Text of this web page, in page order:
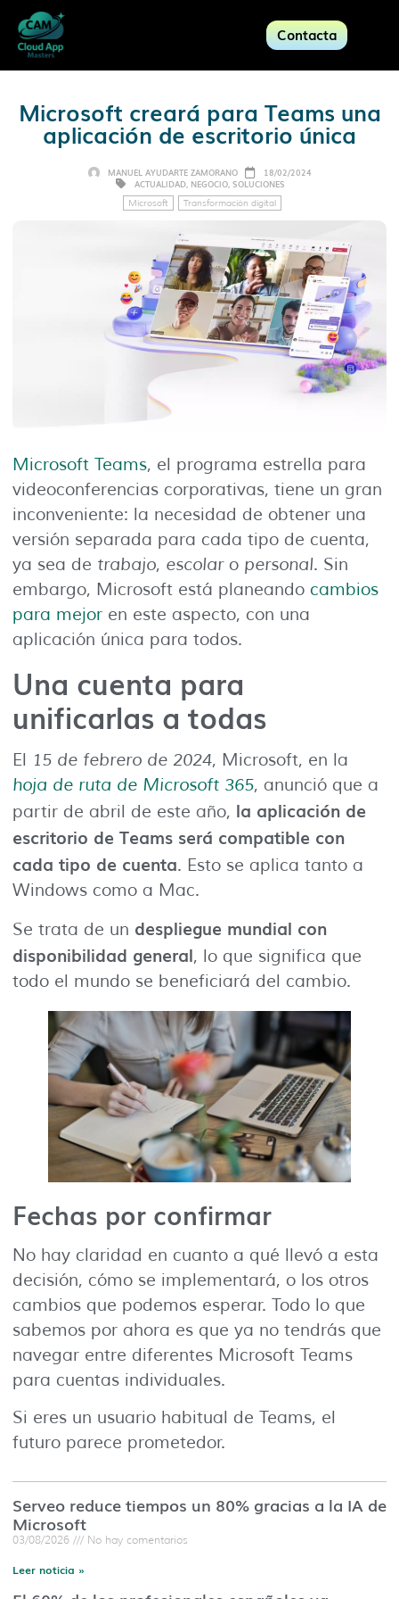
Contacta
Microsoft creará para Teams una
aplicación de escritorio única
MANUEL AYUDARTE ZAMORANO
18/02/2024
ACTUALIDAD, NEGOCIO, SOLUCIONES
Microsoft Transformación digital
Microsoft Teams, el programa estrella para
videoconferencias corporativas, tiene un gran
inconveniente: la necesidad de obtener una
versión separada para cada tipo de cuenta,
ya sea de trabajo, escolaro personal. Sin
embargo, Microsoft está planeando cambios
para mejor en este aspecto, con una
aplicación única para todos.
Una cuenta para
unificarlas a todas
El 15 de febrero de 2024, Microsoft, en la
hoja de ruta de Microsoft 365, anunció que a
partir de abril de este año, la aplicación de
escritorio de Teams será compatible con
cada tipo de cuenta. Esto se aplica tanto a
Windows como a Mac.
Se trata de un despliegue mundial con
disponibilidad general, lo que significa que
todo el mundo se beneficiará del cambio.
Fechas por confirmar
No hay claridad en cuanto a qué llevó a esta
decisión, cómo se implementará, o los otros
cambios que podemos esperar. Todo lo que
sabemos por ahora es que ya no tendrás que
navegar entre diferentes Microsoft Teams
para cuentas individuales.
Si eres un usuario habitual de Teams, el
futuro parece prometedor.
Serveo reduce tiempos un 80% gracias a la IA de
Microsoft
03/08/2026 No hay comentarios
Leer noticia »